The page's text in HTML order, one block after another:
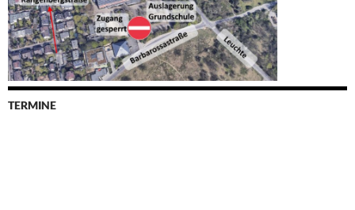
TERMINE